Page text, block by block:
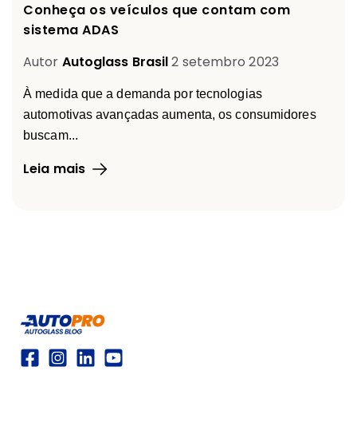
Conheça os veículos que contam com
sistema ADAS
Autor Autoglass Brasil2 setembro 2023
À medida que a demanda por tecnologias
automotivas avançadas aumenta, os consumidores
buscam...
Leia mais